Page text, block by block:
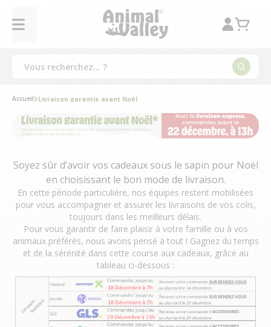
Accueil Livraison garantie avant Noël
Soyez sûr d’avoir vos cadeaux sous le sapin pour Noël
en choisissant le bon mode de livraison.
En cette période particulière, nos équipes restent mobilisées
pour vous accompagner et assurer les livraisons de vos colis,
toujours dans les meilleurs délais.
Pour vous garantir de faire plaisir à votre famille ou à vos
animaux préférés, nous avons pensé à tout ! Gagnez du temps
et de la sérénité dans cette course aux cadeaux, grâce au
tableau ci-dessous :